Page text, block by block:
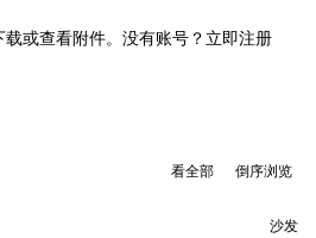
载或查看附件。没有账号？ 立即注册
倒序浏览
看全部
沙发